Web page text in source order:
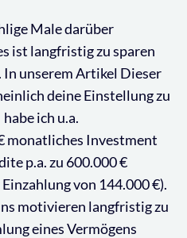
Male darüber
ist langfristig zu sparen
unserem Artikel Dieser
deine Einstellung zu
habe ich u.a.
monatliches Investment
p.a. zu 600.000 €
von 144.000 €).
motivieren langfristig zu
eines Vermögens